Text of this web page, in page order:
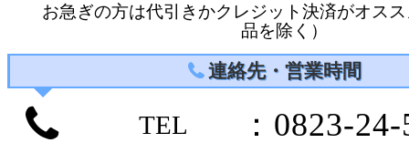
お急ぎの方は代引きかクレジット決済がオス
品を除く）
連絡先・営業時間
TEL ：0823-